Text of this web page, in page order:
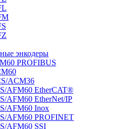
энкодеры
PROFIBUS
ACM36
AFM60 EtherCAT®
AFM60 EtherNet/IP
AFM60 Inox
AFM60 PROFINET
AFM60 SSI